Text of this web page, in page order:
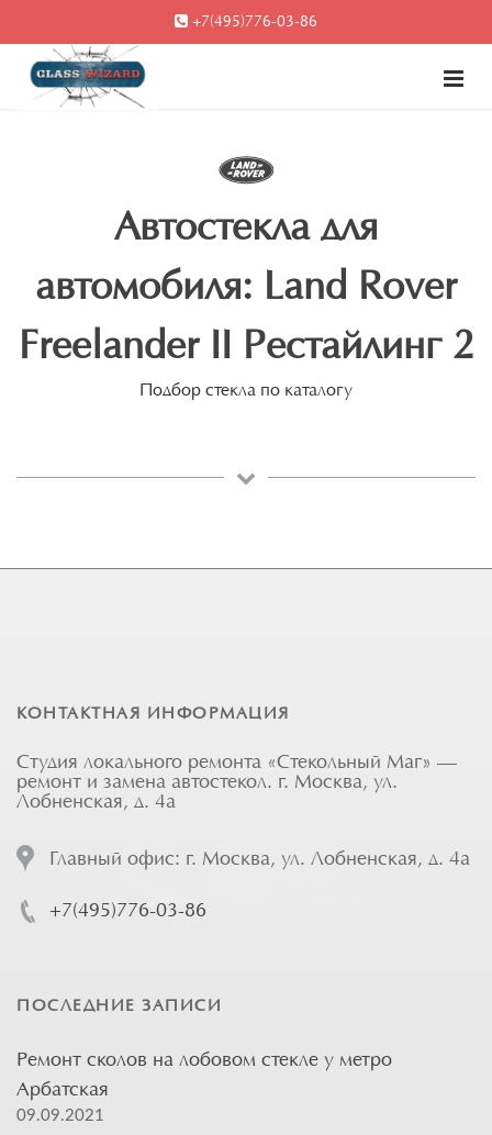
+7(495)776-03-86
Автостекла для
автомобиля: Land Rover
Freelander II Рестайлинг 2
Подбор стекла по каталогу
КОНТАКТНАЯ ИНФОРМАЦИЯ
Студия локального ремонта «Стекольный Маг» —
ремонт и замена автостекол. г. Москва, ул.
Лобненская, д. 4а
Главный офис: г. Москва, ул. Лобненская, д. 4а
+7(495)776-03-86
ПОСЛЕДНИЕ ЗАПИСИ
Ремонт сколов на лобовом стекле у метро
Арбатская
09.09.2021